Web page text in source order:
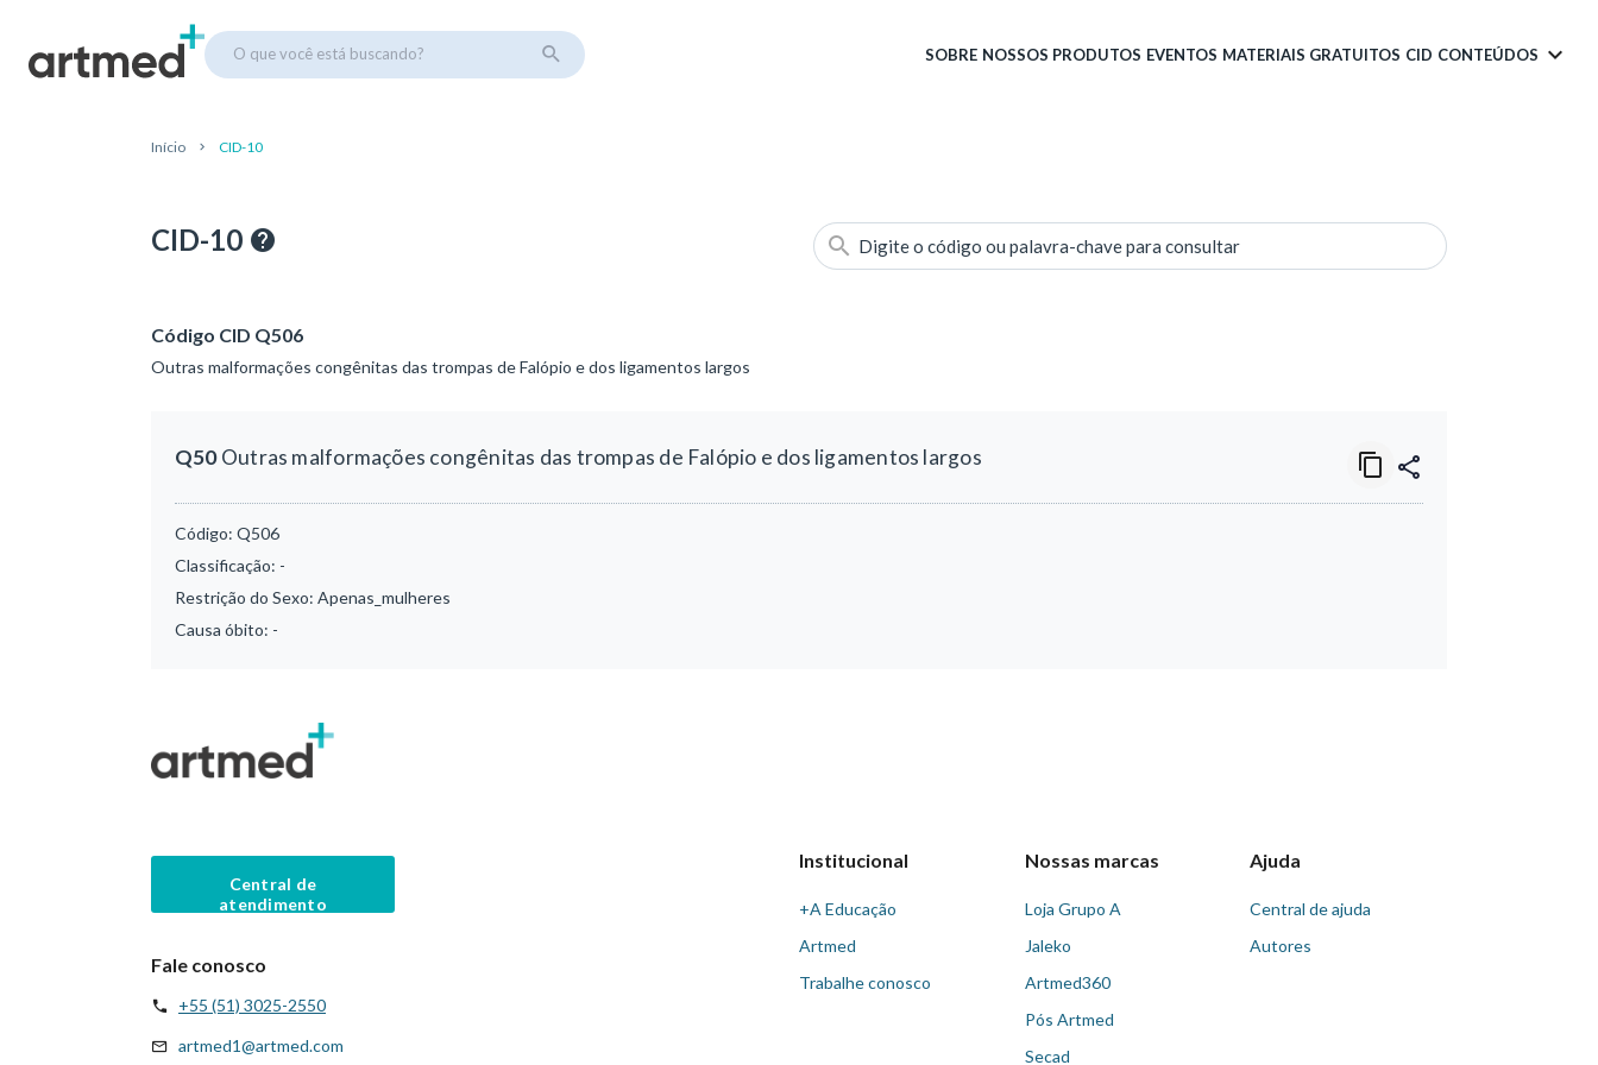
O que você está buscando? SOBRE NOSSOS PRODUTOS EVENTOS MATERIAIS GRATUITOS CID CONTEÚDOS
Início CID-10
CID-10 Digite o código ou palavra-chave para consultar
Código CID Q506
Outras malformações congênitas das trompas de Falópio e dos ligamentos largos
Q50Outras malformações congênitas das trompas de Falópio e dos ligamentos largos
Código: Q506
Classificação: -
Restrição do Sexo: Apenas_mulheres
Causa óbito: -
Central de
atendimento
Fale conosco
+55 (51) 3025-2550
artmed1@artmed.com
Institucional
+A Educação
Artmed
Trabalhe conosco
Nossas marcas
Loja Grupo A
Jaleko
Artmed360
Pós Artmed
Secad
Ajuda
Central de ajuda
Autores